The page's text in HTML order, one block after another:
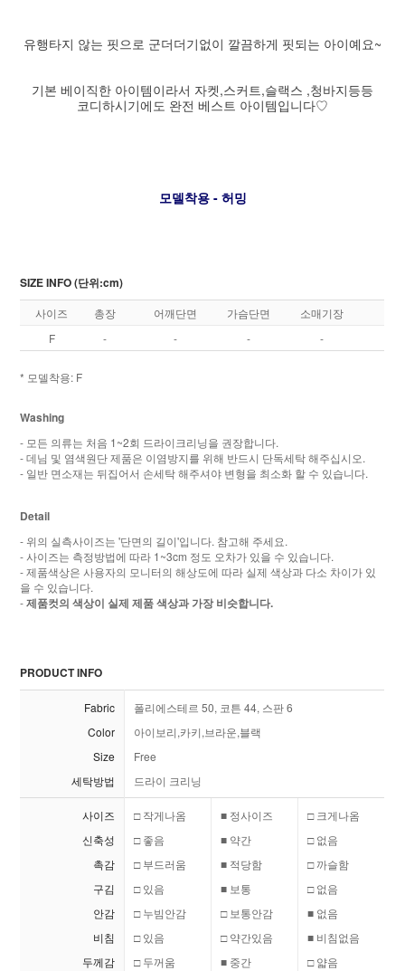
유행타지 않는 핏으로 군더더기없이 깔끔하게 핏되는 아이예요~
기본 베이직한 아이템이라서 자켓,스커트,슬랙스 ,청바지등등
코디하시기에도 완전 베스트 아이템입니다♡
모델착용 - 허밍
SIZE INFO (단위:cm)
사이즈 총장 어깨단면 가슴단면
소매기장
F
- - - -
* 모델착용: F
Washing
- 모든 의류는 처음 1~2회 드라이크리닝을 권장합니다.
- 데님 및 염색원단 제품은 이염방지를 위해 반드시 단독세탁 해주십시오.
- 일반 면소재는 뒤집어서 손세탁 해주셔야 변형을 최소화 할 수 있습니다.
Detail
- 위의 실측사이즈는 '단면의 길이'입니다. 참고해 주세요.
- 사이즈는 측정방법에 따라 1~3cm 정도 오차가 있을 수 있습니다.
- 제품색상은 사용자의 모니터의 해상도에 따라 실제 색상과 다소 차이가 있
을 수 있습니다.
-제품컷의 색상이 실제 제품 색상과 가장 비슷합니다.
PRODUCT INFO
Fabric
폴리에스테르 50, 코튼 44, 스판 6
Color
아이보리,카키,브라운,블랙
Size
Free
세탁방법
드라이 크리닝
사이즈 □ 작게나옴 ■ 정사이즈
□ 크게나옴
신축성
□ 좋음 ■ 약간
□ 없음
촉감
□ 부드러움 ■ 적당함
□ 까슬함
구김
□ 있음 ■ 보통
□ 없음
안감
□ 누빔안감 □ 보통안감
■ 없음
비침
□ 있음 □ 약간있음
■ 비침없음
두께감
□ 두꺼움 ■ 중간
□ 얇음